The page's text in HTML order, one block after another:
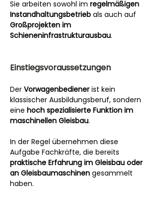
Sie arbeiten sowohl im regelmäßigen
Instandhaltungsbetrieb als auch auf
Großprojekten im
Schieneninfrastrukturausbau.
Einstiegsvoraussetzungen
Der Vorwagenbediener ist kein
klassischer Ausbildungsberuf, sondern
eine hoch spezialisierte Funktion im
maschinellen Gleisbau.
In der Regel übernehmen diese
Aufgabe Fachkräfte, die bereits
praktische Erfahrung im Gleisbau oder
an Gleisbaumaschinen gesammelt
haben.